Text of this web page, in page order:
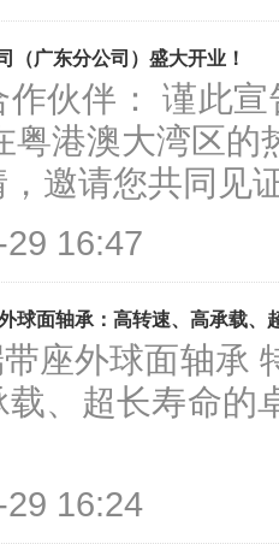
（广东分公司）盛大开业！
伙伴： 谨此
粤港澳大湾区
邀请您共同见
16:47
球面轴承：高转速、高承载、
座外球面轴承
、超长寿命的
16:24